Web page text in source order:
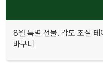
8월 특별 선물. 각도 조절 테
바구니